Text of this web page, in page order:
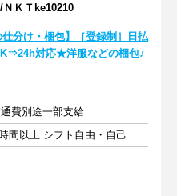
ＫＴke10210
仕分け・梱包】［登録制］日払
対応★洋服などの梱包♪
費別途一部支給
週3日以上 1日4時間以上 シフト自由・自己申告